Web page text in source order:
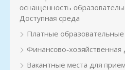
оснащенность
Доступная среда
Платные образовательные
Финансово-хозяйственная
Вакантные места для